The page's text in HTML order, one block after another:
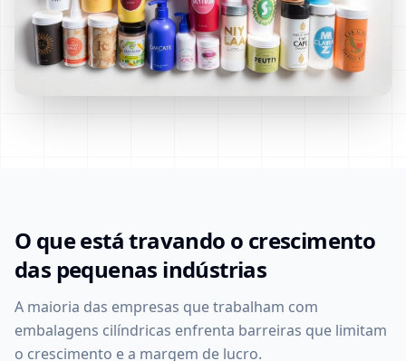
O que está travando o crescimento
das pequenas indústrias
A maioria das empresas que trabalham com
embalagens cilíndricas enfrenta barreiras que limitam
o crescimento e a margem de lucro.